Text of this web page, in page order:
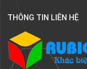
THÔNG TIN LIÊN HỆ